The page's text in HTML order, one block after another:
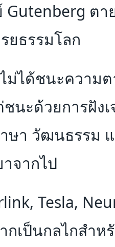
Gutenberg ต
ยธรรมโลก
ม่ได้ชนะความ
นะด้วยการฝัง
ษา วัฒนธรรม
จากไป
Tesla,
กเป็นกลไกสำ